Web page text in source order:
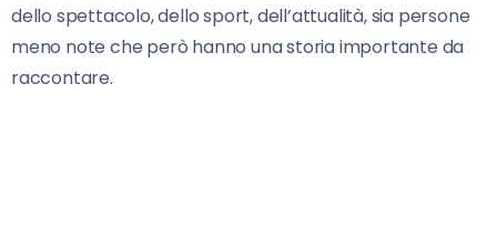
dello spettacolo, dello sport, dell’attualità, sia persone
meno note che però hanno una storia importante da
raccontare.